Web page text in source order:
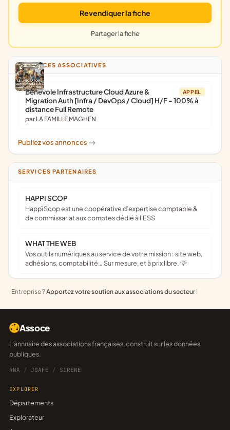
Revendiquer la fiche
Partager la fiche
ANNONCES ASSOCIATIVES
APPEL
Bénévole Infrastructure Cloud Azure &
Migration Auth [Infra / DevOps / Cloud] H/F - 100% à
distance Full Remote
par LA FAMILLE MAGHEN
Publiez vos annonces ->
SERVICES PARTENAIRES
HAPPI SCOP
Happï Scop est une coopérative d’expertise comptable &
de commissariat aux comptes dédié à l'ESS
WHAT THE WEB
Vos outils numériques au service de votre mission : site web,
adhésions, comptabilité… Sur mesure, et à prix libre. 💡
Entreprise ?Apportez votre soutien aux associations du secteur !
Assoce
L'annuaire des associations françaises, construit sur les données
publiques.
RNA / JOAFE / SIRENE
EXPLORER
Départements
Explorateur